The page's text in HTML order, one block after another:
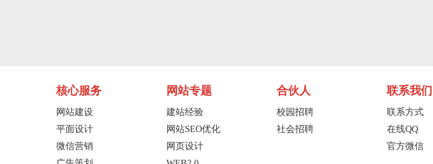
核心服务
网站建设
平面设计
微信营销
网站专题
建站经验
网站SEO优化
网页设计
合伙人
校园招聘
社会招聘
联系我们
联系方式
在线QQ
官方微信